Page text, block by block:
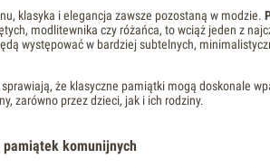
klasyka i elegancja zawsze pozostaną w modzie.
modlitewnika czy różańca, to wciąż jeden z
występować w bardziej subtelnych,
że klasyczne pamiątki mogą doskonale
zarówno przez dzieci, jak i ich rodziny.
komunijnych